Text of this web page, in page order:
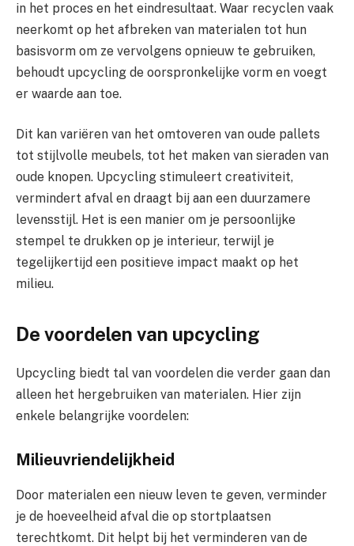
in het proces en het eindresultaat. Waar recyclen vaak
neerkomt op het afbreken van materialen tot hun
basisvorm om ze vervolgens opnieuw te gebruiken,
behoudt upcycling de oorspronkelijke vorm en voegt
er waarde aan toe.
Dit kan variëren van het omtoveren van oude pallets
tot stijlvolle meubels, tot het maken van sieraden van
oude knopen. Upcycling stimuleert creativiteit,
vermindert afval en draagt bij aan een duurzamere
levensstijl. Het is een manier om je persoonlijke
stempel te drukken op je interieur, terwijl je
tegelijkertijd een positieve impact maakt op het
milieu.
De voordelen van upcycling
Upcycling biedt tal van voordelen die verder gaan dan
alleen het hergebruiken van materialen. Hier zijn
enkele belangrijke voordelen:
Milieuvriendelijkheid
Door materialen een nieuw leven te geven, verminder
je de hoeveelheid afval die op stortplaatsen
terechtkomt. Dit helpt bij het verminderen van de